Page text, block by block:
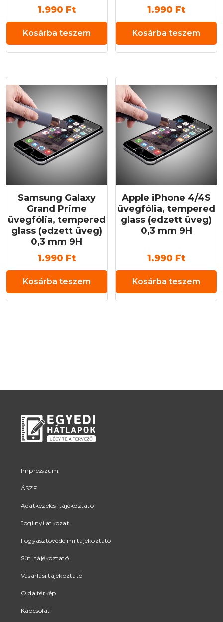
1.990 Ft
Kosárba teszem
1.990 Ft
Kosárba teszem
Samsung Galaxy
Grand Prime
üvegfólia, tempered
glass (edzett üveg)
0,3 mm 9H
1.990 Ft
Kosárba teszem
Apple iPhone 4/4S
üvegfólia, tempered
glass (edzett üveg)
0,3 mm 9H
1.990 Ft
Kosárba teszem
Impresszum
ÁSZF
Adatkezelési tájékoztató
Jogi nyilatkozat
Fogyasztóvédelmi tájékoztató
Süti tájékoztató
Vásárlási tájékoztató
Oldaltérkép
Kapcsolat